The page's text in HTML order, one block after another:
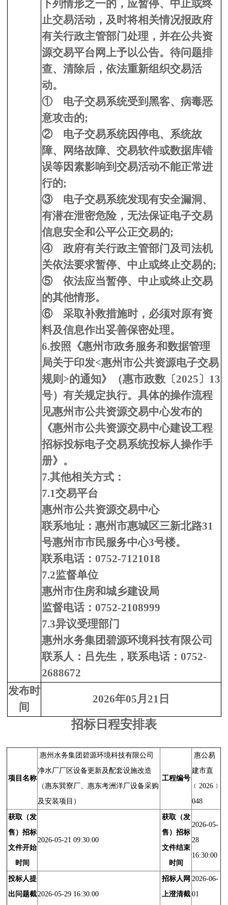
下列情形之一的，应暂停、中止或终
止交易活动，及时将相关情况报政府
有关行政主管部门处理，并在公共资
源交易平台网上予以公告。待问题排
查、清除后，依法重新组织交易活
动。
① 电子交易系统受到黑客、病毒恶
意攻击的;
② 电子交易系统因停电、系统故
障、网络故障、交易软件或数据库错
误等因素影响到交易活动不能正常进
行的;
③ 电子交易系统发现有安全漏洞、
有潜在泄密危险，无法保证电子交易
信息安全和公平公正交易的;
④ 政府有关行政主管部门及司法机
关依法要求暂停、中止或终止交易的;
⑤ 依法应当暂停、中止或终止交易
的其他情形。
⑥ 采取补救措施时，必须对原有资
料及信息作出妥善保密处理。
6.按照《惠州市政务服务和数据管理
局关于印发<惠州市公共资源电子交易
规则>的通知》（惠市政数〔2025〕13
号）有关规定执行。具体的操作流程
见惠州市公共资源交易中心发布的
《惠州市公共资源交易中心建设工程
招标投标电子交易系统投标人操作手
册》。
7.其他相关方式：
7.1交易平台
惠州市公共资源交易中心
联系地址：惠州市惠城区三新北路31
号惠州市市民服务中心3号楼。
联系电话：0752-7121018
7.2监督单位
惠州市住房和城乡建设局
监督电话：0752-2108999
7.3异议受理部门
惠州水务集团碧源环境科技有限公司
联系人： 吕先生，联系电话： 0752-
2688672
发布时
间
2026年05月 21 日
招标日程安排表
项目名称
惠州水务集团碧源环境科技有限公司
净水厂厂区设备更新及配套设施改造
（惠东巽寮厂、惠东考洲洋厂设备采购
及安装项目）
工程编号
惠公易
建市直
﹝2026﹞
048
获取（发
售）招标
文件开始
时间
2026-05-21 09:30:00
获取（发
售）招标
文件结束
时间
2026-05-
28
16:30:00
投标人提
出问题截2026-05-29 16:30:00
招标人网
上澄清截
2026-06-
01